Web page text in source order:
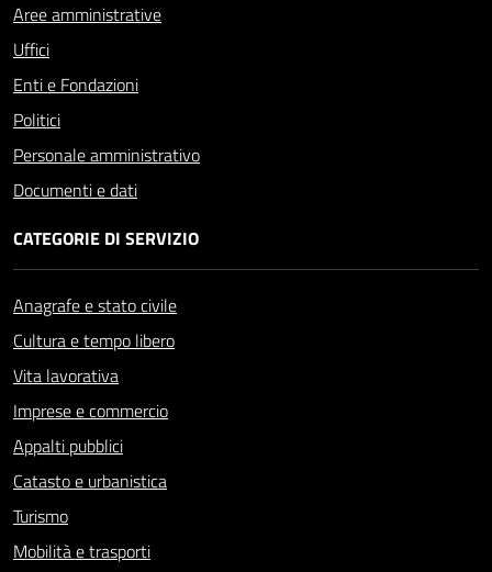
Aree amministrative
Uffici
Enti e Fondazioni
Politici
Personale amministrativo
Documenti e dati
CATEGORIE DI SERVIZIO
Anagrafe e stato civile
Cultura e tempo libero
Vita lavorativa
Imprese e commercio
Appalti pubblici
Catasto e urbanistica
Turismo
Mobilità e trasporti